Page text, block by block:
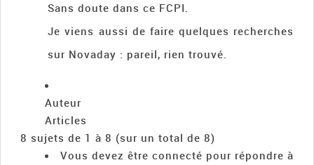
Sans doute dans ce FCPI.
Je viens aussi de faire quelques recherches
sur Novaday : pareil, rien trouvé.
Auteur
Articles
8 sujets de 1 à 8 (sur un total de 8)
Vous devez être connecté pour répondre à